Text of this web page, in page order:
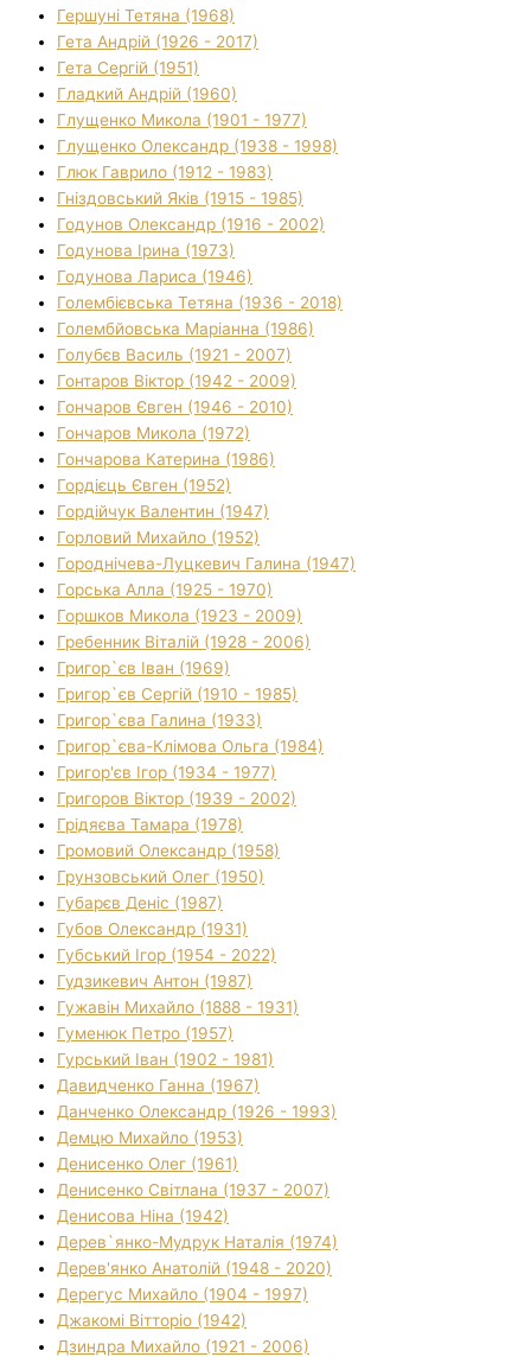
Гершуні Тетяна (1968)
Гета Андрій (1926 - 2017)
Гета Сергій (1951)
Гладкий Андрій (1960)
Глущенко Микола (1901 - 1977)
Глущенко Олександр (1938 - 1998)
Глюк Гаврило (1912 - 1983)
Гніздовський Яків (1915 - 1985)
Годунов Олександр (1916 - 2002)
Годунова Ірина (1973)
Годунова Лариса (1946)
Голембієвська Тетяна (1936 - 2018)
Голембйовська Маріанна (1986)
Голубєв Василь (1921 - 2007)
Гонтаров Віктор (1942 - 2009)
Гончаров Євген (1946 - 2010)
Гончаров Микола (1972)
Гончарова Катерина (1986)
Гордієць Євген (1952)
Гордійчук Валентин (1947)
Горловий Михайло (1952)
Городнічева-Луцкевич Галина (1947)
Горська Алла (1925 - 1970)
Горшков Микола (1923 - 2009)
Гребенник Віталій (1928 - 2006)
Григор`єв Іван (1969)
Григор`єв Сергій (1910 - 1985)
Григор`єва Галина (1933)
Григор`єва-Клімова Ольга (1984)
Григор'єв Ігор (1934 - 1977)
Григоров Віктор (1939 - 2002)
Грідяєва Тамара (1978)
Громовий Олександр (1958)
Грунзовський Олег (1950)
Губарєв Деніс (1987)
Губов Олександр (1931)
Губський Ігор (1954 - 2022)
Гудзикевич Антон (1987)
Гужавін Михайло (1888 - 1931)
Гуменюк Петро (1957)
Гурський Іван (1902 - 1981)
Давидченко Ганна (1967)
Данченко Олександр (1926 - 1993)
Демцю Михайло (1953)
Денисенко Олег (1961)
Денисенко Світлана (1937 - 2007)
Денисова Ніна (1942)
Дерев`янко-Мудрук Наталія (1974)
Дерев'янко Анатолій (1948 - 2020)
Дерегус Михайло (1904 - 1997)
Джакомі Вітторіо (1942)
Дзиндра Михайло (1921 - 2006)